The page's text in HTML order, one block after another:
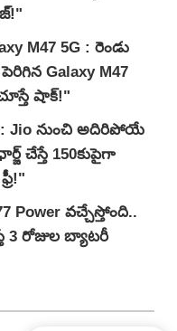
M47 5G : రెండు
షాక్!"
: Jio నుంచి అదిరిపోయే
చేస్తే 150కుపైగా
Power వచ్చేస్తోంది..
3 రోజుల బ్యాటరీ